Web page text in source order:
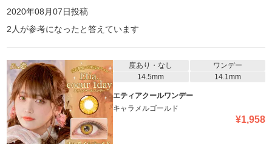
2020年08月07日投稿
2 人が参考になったと答えています
度あり・なし
ワンデー
14.5mm
14.1mm
エティアクールワンデー
キャラメルゴールド
¥1,958